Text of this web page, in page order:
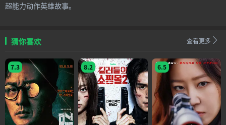
超能力动作英雄故事。
猜你喜欢 查看更多
7.3 8.2 6.5